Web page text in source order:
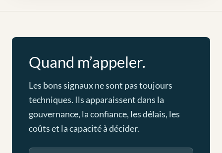
Quand m’appeler.
Les bons signaux ne sont pas toujours
techniques. Ils apparaissent dans la
gouvernance, la confiance, les délais, les
coûts et la capacité à décider.